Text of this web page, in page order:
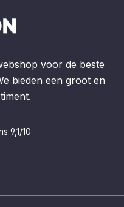
voor de beste
bieden een groot en
9,1/10